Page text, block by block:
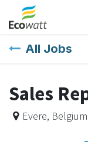
Skip to Content
All Jobs
Sales
Evere, Belgium